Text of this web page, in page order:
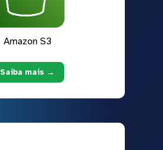
Amazon S3
Saiba mais →